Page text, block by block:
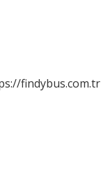
findybus.com.tr